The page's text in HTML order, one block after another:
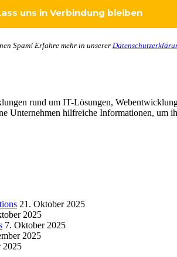
Spam! Erfahre mehr in unserer
rund um IT-Lösungen,
Unternehmen hilfreiche Informationen, um
21. Oktober 2025
2025
7. Oktober 2025
2025
2025